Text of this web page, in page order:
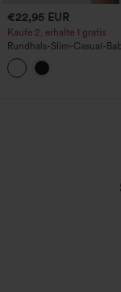
€22,95 EUR
Kaufe 2, erhalte 1 gratis
Rundhals-Slim-Casual-
längere Länge